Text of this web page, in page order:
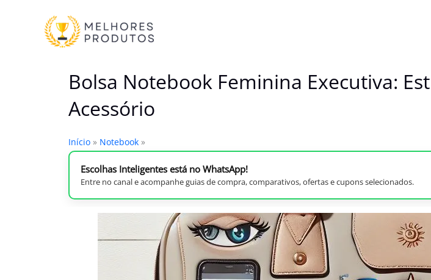
Bolsa Notebook Feminina Executiva:
Acessório
Início » Notebook »
Escolhas Inteligentes está no WhatsApp!
Entre no canal e acompanhe guias de compra, comparativos, ofertas e cupons selecionados.